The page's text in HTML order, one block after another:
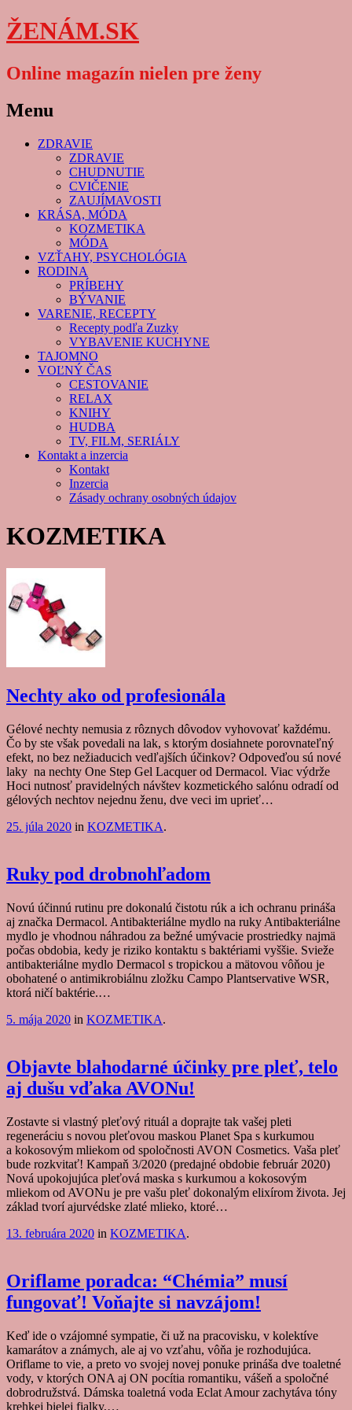
ŽENÁM.SK
Online magazín nielen pre ženy
Menu
Skip
ZDRAVIE
ZDRAVIE
CHUDNUTIE
CVIČENIE
ZAUJÍMAVOSTI
KRÁSA, MÓDA
KOZMETIKA
MÓDA
VZŤAHY, PSYCHOLÓGIA
RODINA
PRÍBEHY
BÝVANIE
VARENIE, RECEPTY
Recepty podľa Zuzky
VYBAVENIE KUCHYNE
TAJOMNO
VOĽNÝ ČAS
CESTOVANIE
RELAX
KNIHY
HUDBA
TV, FILM, SERIÁLY
Kontakt a inzercia
Kontakt
Inzercia
Zásady ochrany osobných údajov
KOZMETIKA
Nechty ako od profesionála
Gélové nechty nemusia z rôznych dôvodov vyhovovať každému.
Čo by ste však povedali na lak, s ktorým dosiahnete porovnateľný
efekt, no bez nežiaducich vedľajších účinkov? Odpoveďou sú nové
laky na nechty One Step Gel Lacquer od Dermacol. Viac výdrže
Hoci nutnosť pravidelných návštev kozmetického salónu odradí od
gélových nechtov nejednu ženu, dve veci im uprieť…
25. júla 2020 in KOZMETIKA.
Ruky pod drobnohľadom
Novú účinnú rutinu pre dokonalú čistotu rúk a ich ochranu prináša
aj značka Dermacol. Antibakteriálne mydlo na ruky Antibakteriálne
mydlo je vhodnou náhradou za bežné umývacie prostriedky najmä
počas obdobia, kedy je riziko kontaktu s baktériami vyššie. Svieže
antibakteriálne mydlo Dermacol s tropickou a mätovou vôňou je
obohatené o antimikrobiálnu zložku Campo Plantservative WSR,
ktorá ničí baktérie.…
5. mája 2020 in KOZMETIKA.
Objavte blahodarné účinky pre pleť, telo
aj dušu vďaka AVONu!
Zostavte si vlastný pleťový rituál a doprajte tak vašej pleti
regeneráciu s novou pleťovou maskou Planet Spa s kurkumou
a kokosovým mliekom od spoločnosti AVON Cosmetics. Vaša pleť
bude rozkvitať! Kampaň 3/2020 (predajné obdobie február 2020)
Nová upokojujúca pleťová maska s kurkumou a kokosovým
mliekom od AVONu je pre vašu pleť dokonalým elixírom života. Jej
základ tvorí ajurvédske zlaté mlieko, ktoré…
13. februára 2020 in KOZMETIKA.
Oriflame poradca: “Chémia” musí
fungovať! Voňajte si navzájom!
Keď ide o vzájomné sympatie, či už na pracovisku, v kolektíve
kamarátov a známych, ale aj vo vzťahu, vôňa je rozhodujúca.
Oriflame to vie, a preto vo svojej novej ponuke prináša dve toaletné
vody, v ktorých ONA aj ON pocítia romantiku, vášeň a spoločné
dobrodružstvá. Dámska toaletná voda Eclat Amour zachytáva tóny
krehkej bielej fialky,…